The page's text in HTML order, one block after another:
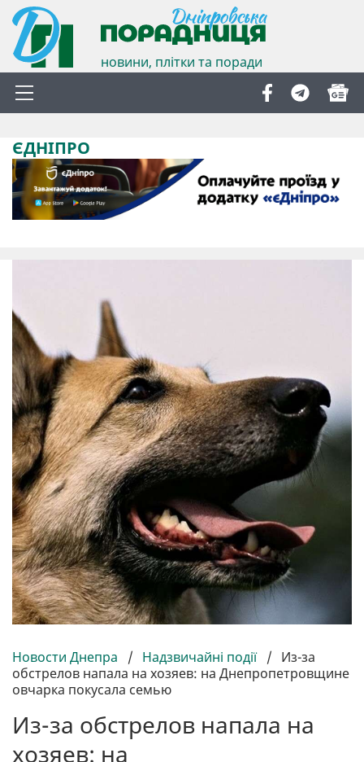
новини, плітки та поради
ЄДНІПРО
Новости Днепра / Надзвичайні події / Из-за
обстрелов напала на хозяев: на Днепропетровщине
овчарка покусала семью
Из-за обстрелов напала на
хозяев: на